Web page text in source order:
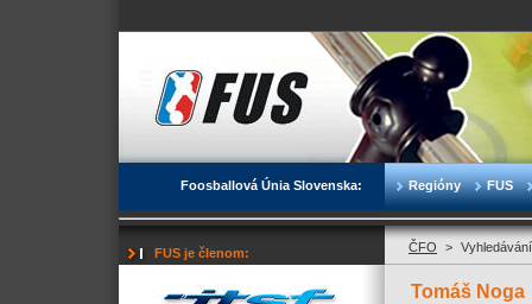
Foosballová Únia Slovenska: Regióny FUS
FUS je členom: ČFO >
Tomáš Noga